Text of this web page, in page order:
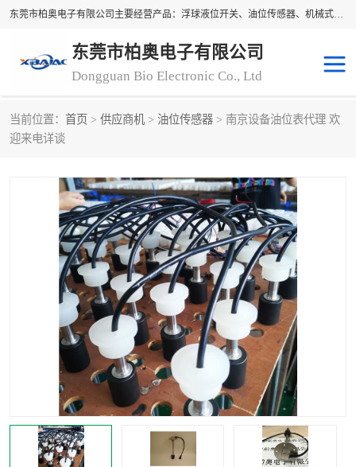
东莞市柏奥电子有限公司主要经营产品：浮球液位开关、油位传感器、机械式油表、浮球液位计、水位控制浮球阀、料位开关，水流开关、油水位控制配套仪表等。柏奥电子，您可信赖的合作伙伴
东莞市柏奥电子有限公司
Dongguan Bio Electronic Co., Ltd
当前位置： 首页 > 供应商机 > 油位传感器 > 南京设备油位表代理 欢
迎来电详谈
浮球液位开关
机械式油表 水流开关
料位开关 油位表
磁性浮球 浮球阀
磁翻板液位计 转速表